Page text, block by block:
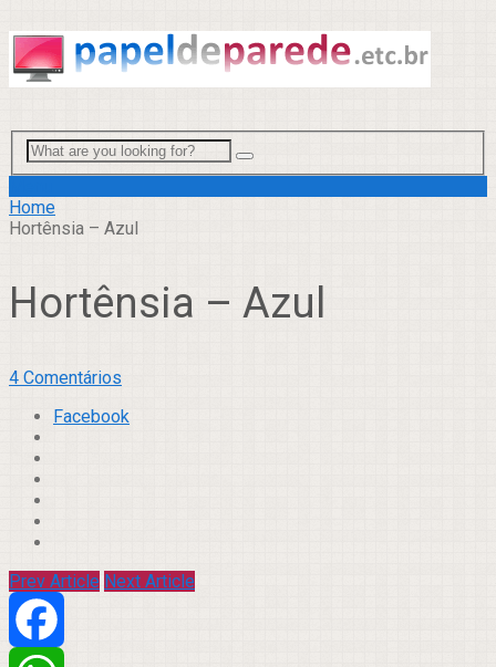
Home
Hortênsia – Azul
Hortênsia – Azul
4 Comentários
Facebook
Prev Article Next Article